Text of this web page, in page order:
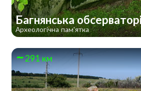
Багнянська
Археологічна пам'ятка
291 км